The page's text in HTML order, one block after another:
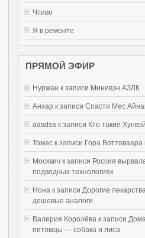
Чтиво
Я в ремонте
ПРЯМОЙ ЭФИР
Нуржан к записи Mинивэн АЗЛК
Анхар к записи Спасти Мес
aasdsa к записи Кто такие
Томас к записи Гора Воттоваара
Москвич к записи Россия
подводных технологиях
Нона к записи Дорогие
дешевые аналоги
Валерия Королёва к записи
питомцы — собака и лиса